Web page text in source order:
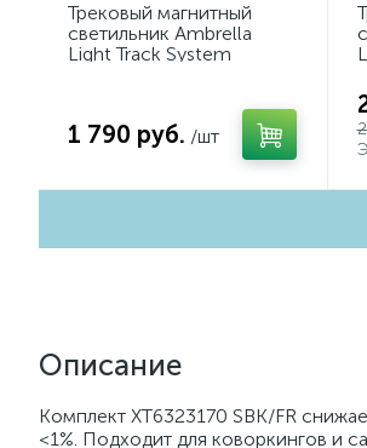
Трековый магнитный
светильник Ambrella
Light Track System
1 790 руб. /шт
Описание
Комплект XT6323170 SBK/FR
<1%. Подходит для коворкингов и